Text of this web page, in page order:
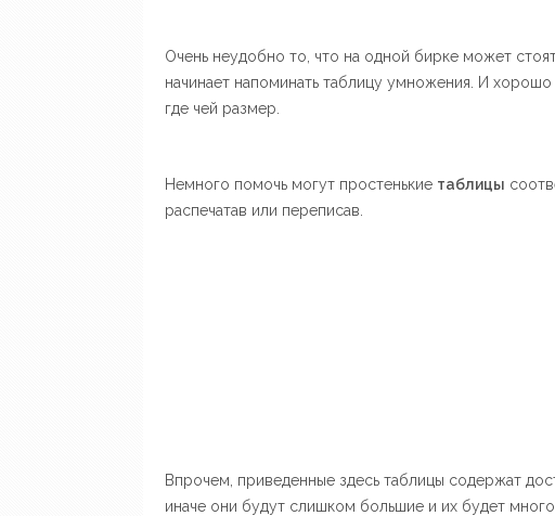
Очень неудобно то, что на одной бирке может
начинает напоминать таблицу умножения. И
где чей размер.
Немного помочь могут простенькие таблицы
распечатав или переписав.
Впрочем, приведенные здесь таблицы содержат
иначе они будут слишком большие и их будет